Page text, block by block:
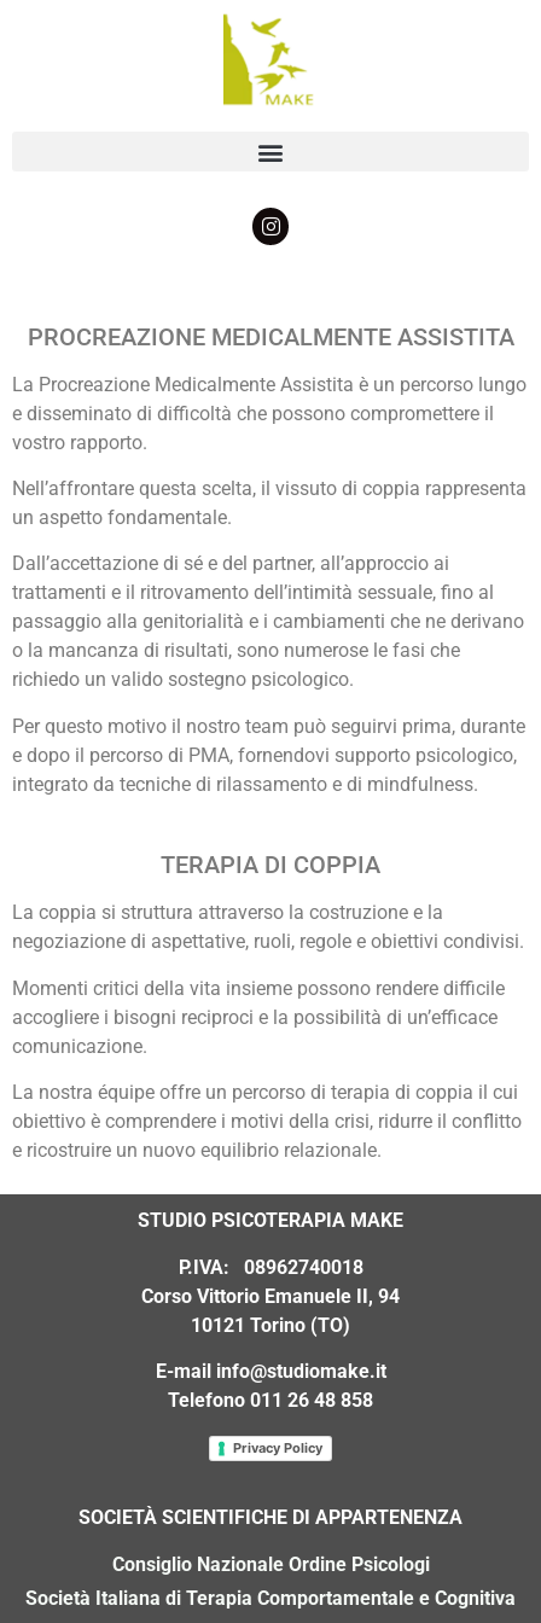
PROCREAZIONE MEDICALMENTE ASSISTITA
La Procreazione Medicalmente Assistita è un percorso lungo
e disseminato di difficoltà che possono compromettere il
vostro rapporto.
Nell’affrontare questa scelta, il vissuto di coppia rappresenta
un aspetto fondamentale.
Dall’accettazione di sé e del partner, all’approccio ai
trattamenti e il ritrovamento dell’intimità sessuale, fino al
passaggio alla genitorialità e i cambiamenti che ne derivano
o la mancanza di risultati, sono numerose le fasi che
richiedo un valido sostegno psicologico.
Per questo motivo il nostro team può seguirvi prima, durante
e dopo il percorso di PMA, fornendovi supporto psicologico,
integrato da tecniche di rilassamento e di mindfulness.
TERAPIA DI COPPIA
La coppia si struttura attraverso la costruzione e la
negoziazione di aspettative, ruoli, regole e obiettivi condivisi.
Momenti critici della vita insieme possono rendere difficile
accogliere i bisogni reciproci e la possibilità di un’efficace
comunicazione.
La nostra équipe offre un percorso di terapia di coppia il cui
obiettivo è comprendere i motivi della crisi, ridurre il conflitto
e ricostruire un nuovo equilibrio relazionale.
STUDIO PSICOTERAPIA MAKE
P.IVA: 08962740018
Corso Vittorio Emanuele II, 94
10121 Torino (TO)
E-mail info@studiomake.it
Telefono 011 26 48 858
Privacy Policy
SOCIETÀ SCIENTIFICHE DI APPARTENENZA
Consiglio Nazionale Ordine Psicologi
Società Italiana di Terapia Comportamentale e Cognitiva